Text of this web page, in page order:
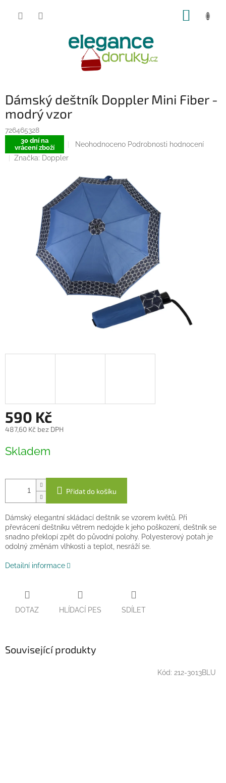
Dámský deštník Doppler Mini Fiber -
modrý vzor
726465328
30 dní na
vrácení zboží
Průměrné
0,0
z
hvězdiček.
Neohodnoceno Podrobnosti hodnocení
Značka: Doppler
590 Kč
487,60 Kč bez DPH
cena:
Skladem
Přidat do košíku
Dámský elegantní skládací deštník se vzorem květů. Při
převrácení deštníku větrem nedojde k jeho poškození, deštník se
snadno překlopí zpět do původní polohy. Polyesterový potah je
odolný změnám vlhkosti a teplot, nesráží se.
Detailní informace
DOTAZ HLÍDACÍ PES SDÍLET
Související produkty
Kód: 212-3013BLU